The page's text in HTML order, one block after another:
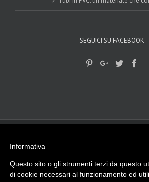
SEGUICI SU FACEBOOK
info@gplast.ro.it
più di 40 anni nella lavorazione di materie
all’Estero.
Made with
byngsrl.com
Informativa
Questo sito o gli strumenti terzi da questo
di cookie necessari al funzionamento ed